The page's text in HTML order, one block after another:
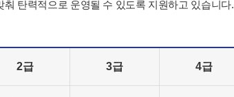
탄력적으로 운영될 수 있도록 지원하고 있습니다.
2급 3급 4급